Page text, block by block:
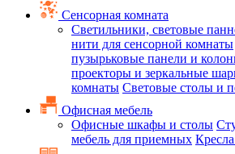
Сенсорная комната
Светильники, световые
нити для сенсорной комнаты
пузырьковые панели и
проекторы и зеркальные
комнаты Световые столы и
Офисная мебель
Офисные шкафы и столы
мебель для приемных